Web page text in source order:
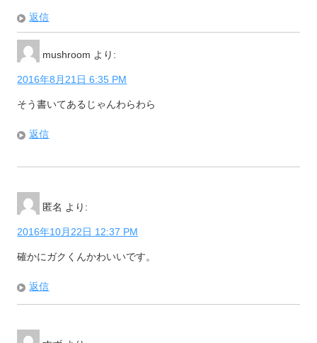
返信
mushroom より:
2016年8月21日 6:35 PM
そう書いてあるじゃんわらわら
返信
匿名 より:
2016年10月22日 12:37 PM
確かにガクくんかわいいです。
返信